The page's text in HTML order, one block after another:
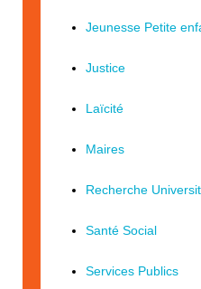
Jeunesse Petite
Justice
Laïcité
Maires
Recherche
Santé Social
Services Publics